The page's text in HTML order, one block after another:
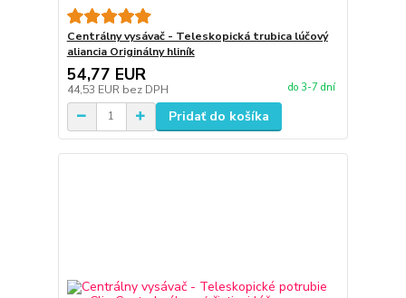
Centrálny vysávač - Teleskopická trubica lúčový
aliancia Originálny hliník
54,77 EUR
44,53 EUR bez DPH do 3-7 dní
Pridať do košíka